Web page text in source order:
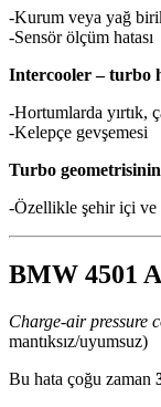
-Kurum veya yağ
-Sensör ölçüm hatası
Intercooler – turbo
-Hortumlarda yırtık,
-Kelepçe gevşemesi
Turbo geometrisinin
-Özellikle şehir içi ve
BMW 4501
Charge-air pressure
mantıksız/uyumsuz)
Bu hata çoğu zaman